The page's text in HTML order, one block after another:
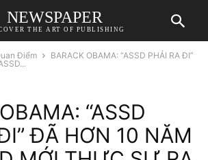
NEWSPAPER
THE ART OF PUBLISHING
Điểm
BARACK OBAMA: “ASSD PHẢI RA ĐI”
“ASSD
ĐÃ HƠN 10 NĂM